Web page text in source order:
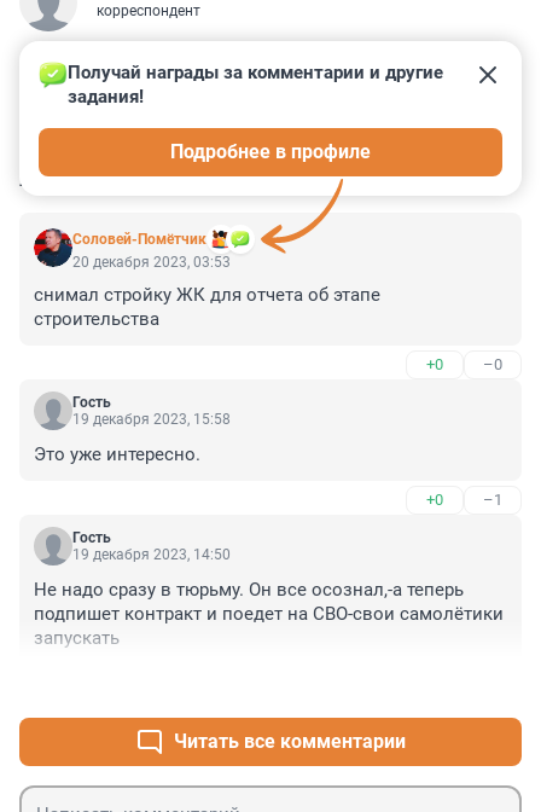
корреспондент
КОММЕНТАРИИ 13
Соловей-Помётчик
Получай награды за комментарии и другие
задания!
Подробнее в профиле
20 декабря 2023, 03:53
снимал стройку ЖК для отчета об этапе
строительства
+0 –0
Гость
19 декабря 2023, 15:58
Это уже интересно.
+0 –1
Гость
19 декабря 2023, 14:50
Не надо сразу в тюрьму. Он все осознал,-а теперь
подпишет контракт и поедет на СВО-свои самолётики
запускать
Читать все комментарии